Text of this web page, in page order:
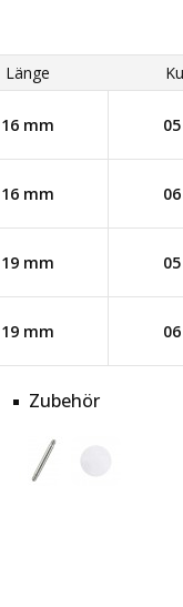
Länge
16 mm
16 mm
19 mm
19 mm
Zubehör